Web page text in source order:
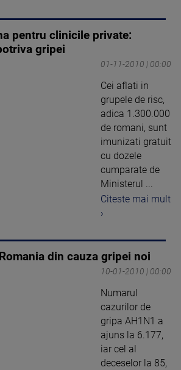
pentru clinicile private:
gripei
01-11-2010 | 00:00
Cei aflati in
grupele de risc,
adica 1.300.000
de romani, sunt
imunizati gratuit
cu dozele
cumparate de
Ministerul ...
Citeste mai mult
›
din cauza gripei noi
10-01-2010 | 00:00
Numarul
cazurilor de
gripa AH1N1 a
ajuns la 6.177,
iar cel al
deceselor la 85,